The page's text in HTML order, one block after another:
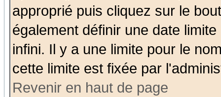
approprié puis cliquez sur le
également définir une date
infini. Il y a une limite pour le
cette limite est fixée par
Revenir en haut de page